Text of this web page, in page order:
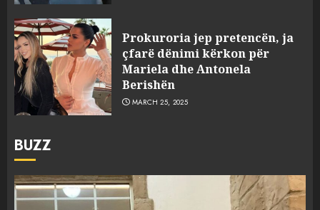
Prokuroria jep pretencën, ja
çfarë dënimi kërkon për
Mariela dhe Antonela
Berishën
MARCH 25, 2025
BUZZ